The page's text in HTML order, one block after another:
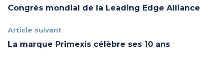
Congrès mondial de la Leading Edge Alliance
Article suivant
La marque Primexis célèbre ses 10 ans